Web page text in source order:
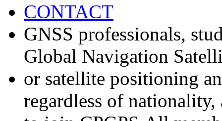
CONTACT
GNSS professionals,
Global Navigation
or satellite positioning
regardless of nationality,